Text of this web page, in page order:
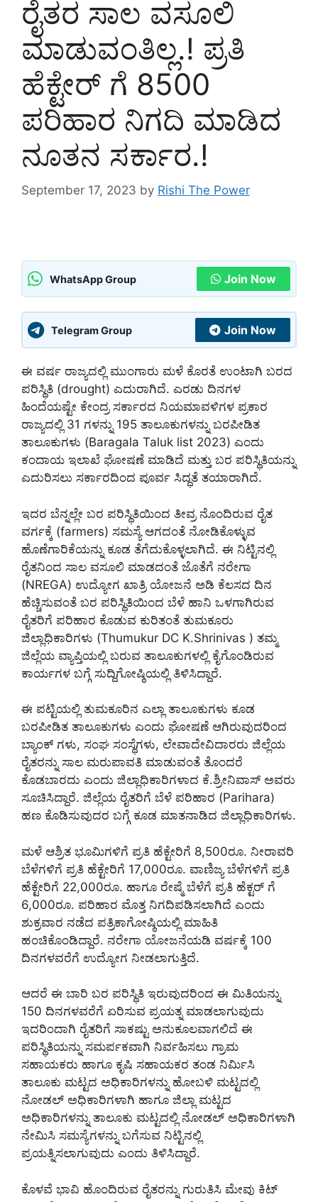
ರೈತರ ಸಾಲ ವಸೂಲಿ
ಮಾಡುವಂತಿಲ್ಲ.! ಪ್ರತಿ
ಹೆಕ್ಟೇರ್ ಗೆ 8500
ಪರಿಹಾರ ನಿಗದಿ ಮಾಡಿದ
ನೂತನ ಸರ್ಕಾರ.!
September 17, 2023 by Rishi The Power
WhatsApp Group Join Now
Telegram Group Join Now
ಈ ವರ್ಷ ರಾಜ್ಯದಲ್ಲಿ ಮುಂಗಾರು ಮಳೆ ಕೊರತೆ ಉಂಟಾಗಿ ಬರದ
ಪರಿಸ್ಥಿತಿ (drought) ಎದುರಾಗಿದೆ. ಎರಡು ದಿನಗಳ
ಹಿಂದೆಯಷ್ಟೇ ಕೇಂದ್ರ ಸರ್ಕಾರದ ನಿಯಮಾವಳಿಗಳ ಪ್ರಕಾರ
ರಾಜ್ಯದಲ್ಲಿ 31 ಗಳನ್ನು 195 ತಾಲೂಕುಗಳನ್ನು ಬರಪೀಡಿತ
ತಾಲೂಕುಗಳು (Baragala Taluk list 2023) ಎಂದು
ಕಂದಾಯ ಇಲಾಖೆ ಘೋಷಣೆ ಮಾಡಿದೆ ಮತ್ತು ಬರ ಪರಿಸ್ಥಿತಿಯನ್ನು
ಎದುರಿಸಲು ಸರ್ಕಾರದಿಂದ ಪೂರ್ವ ಸಿದ್ಧತೆ ತಯಾರಾಗಿದೆ.
ಇದರ ಬೆನ್ನಲ್ಲೇ ಬರ ಪರಿಸ್ಥಿತಿಯಿಂದ ತೀವ್ರ ನೊಂದಿರುವ ರೈತ
ವರ್ಗಕ್ಕೆ (farmers) ಸಮಸ್ಯೆ ಆಗದಂತೆ ನೋಡಿಕೊಳ್ಳುವ
ಹೊಣೆಗಾರಿಕೆಯನ್ನು ಕೂಡ ತೆಗೆದುಕೊಳ್ಳಲಾಗಿದೆ. ಈ ನಿಟ್ಟಿನಲ್ಲಿ
ರೈತನಿಂದ ಸಾಲ ವಸೂಲಿ ಮಾಡದಂತೆ ಜೊತೆಗೆ ನರೇಗಾ
(NREGA) ಉದ್ಯೋಗ ಖಾತ್ರಿ ಯೋಜನೆ ಅಡಿ ಕೆಲಸದ ದಿನ
ಹೆಚ್ಚಿಸುವಂತೆ ಬರ ಪರಿಸ್ಥಿತಿಯಿಂದ ಬೆಳೆ ಹಾನಿ ಒಳಗಾಗಿರುವ
ರೈತರಿಗೆ ಪರಿಹಾರ ಕೊಡುವ ಕುರಿತಂತೆ ತುಮಕೂರು
ಜಿಲ್ಲಾಧಿಕಾರಿಗಳು (Thumukur DC K.Shrinivas ) ತಮ್ಮ
ಜಿಲ್ಲೆಯ ವ್ಯಾಪ್ತಿಯಲ್ಲಿ ಬರುವ ತಾಲೂಕುಗಳಲ್ಲಿ ಕೈಗೊಂಡಿರುವ
ಕಾರ್ಯಗಳ ಬಗ್ಗೆ ಸುದ್ದಿಗೋಷ್ಠಿಯಲ್ಲಿ ತಿಳಿಸಿದ್ದಾರೆ.
ಈ ಪಟ್ಟಿಯಲ್ಲಿ ತುಮಕೂರಿನ ಎಲ್ಲಾ ತಾಲೂಕುಗಳು ಕೂಡ
ಬರಪೀಡಿತ ತಾಲೂಕುಗಳು ಎಂದು ಘೋಷಣೆ ಆಗಿರುವುದರಿಂದ
ಬ್ಯಾಂಕ್ ಗಳು, ಸಂಘ ಸಂಸ್ಥೆಗಳು, ಲೇವಾದೇವಿದಾರರು ಜಿಲ್ಲೆಯ
ರೈತರನ್ನು ಸಾಲ ಮರುಪಾವತಿ ಮಾಡುವಂತೆ ತೊಂದರೆ
ಕೊಡಬಾರದು ಎಂದು ಜಿಲ್ಲಾಧಿಕಾರಿಗಳಾದ ಕೆ.ಶ್ರೀನಿವಾಸ್ ಅವರು
ಸೂಚಿಸಿದ್ದಾರೆ. ಜಿಲ್ಲೆಯ ರೈತರಿಗೆ ಬೆಳೆ ಪರಿಹಾರ (Parihara)
ಹಣ ಕೊಡಿಸುವುದರ ಬಗ್ಗೆ ಕೂಡ ಮಾತನಾಡಿದ ಜಿಲ್ಲಾಧಿಕಾರಿಗಳು.
ಮಳೆ ಆಶ್ರಿತ ಭೂಮಿಗಳಿಗೆ ಪ್ರತಿ ಹೆಕ್ಟೇರಿಗೆ 8,500ರೂ. ನೀರಾವರಿ
ಬೆಳೆಗಳಿಗೆ ಪ್ರತಿ ಹೆಕ್ಟೇರಿಗೆ 17,000ರೂ. ವಾಣಿಜ್ಯ ಬೆಳೆಗಳಿಗೆ ಪ್ರತಿ
ಹೆಕ್ಟೇರಿಗೆ 22,000ರೂ. ಹಾಗೂ ರೇಷ್ಮೆ ಬೆಳೆಗೆ ಪ್ರತಿ ಹೆಕ್ಟರ್ ಗೆ
6,000ರೂ. ಪರಿಹಾರ ಮೊತ್ತ ನಿಗದಿಪಡಿಸಲಾಗಿದೆ ಎಂದು
ಶುಕ್ರವಾರ ನಡೆದ ಪತ್ರಿಕಾಗೋಷ್ಠಿಯಲ್ಲಿ ಮಾಹಿತಿ
ಹಂಚಿಕೊಂಡಿದ್ದಾರೆ. ನರೇಗಾ ಯೋಜನೆಯಡಿ ವರ್ಷಕ್ಕೆ 100
ದಿನಗಳವರೆಗೆ ಉದ್ಯೋಗ ನೀಡಲಾಗುತ್ತಿದೆ.
ಆದರೆ ಈ ಬಾರಿ ಬರ ಪರಿಸ್ಥಿತಿ ಇರುವುದರಿಂದ ಈ ಮಿತಿಯನ್ನು
150 ದಿನಗಳವರೆಗೆ ಏರಿಸುವ ಪ್ರಯತ್ನ ಮಾಡಲಾಗುವುದು
ಇದರಿಂದಾಗಿ ರೈತರಿಗೆ ಸಾಕಷ್ಟು ಅನುಕೂಲವಾಗಲಿದೆ ಈ
ಪರಿಸ್ಥಿತಿಯನ್ನು ಸಮರ್ಪಕವಾಗಿ ನಿರ್ವಹಿಸಲು ಗ್ರಾಮ
ಸಹಾಯಕರು ಹಾಗೂ ಕೃಷಿ ಸಹಾಯಕರ ತಂಡ ನಿರ್ಮಿಸಿ
ತಾಲೂಕು ಮಟ್ಟದ ಅಧಿಕಾರಿಗಳನ್ನು ಹೋಬಳಿ ಮಟ್ಟದಲ್ಲಿ
ನೋಡಲ್ ಅಧಿಕಾರಿಗಳಾಗಿ ಹಾಗೂ ಜಿಲ್ಲಾ ಮಟ್ಟದ
ಅಧಿಕಾರಿಗಳನ್ನು ತಾಲೂಕು ಮಟ್ಟದಲ್ಲಿ ನೋಡಲ್ ಅಧಿಕಾರಿಗಳಾಗಿ
ನೇಮಿಸಿ ಸಮಸ್ಯೆಗಳನ್ನು ಬಗೆಸುವ ನಿಟ್ಟಿನಲ್ಲಿ
ಪ್ರಯತ್ನಿಸಲಾಗುವುದು ಎಂದು ತಿಳಿಸಿದ್ದಾರೆ.
ಕೊಳವೆ ಭಾವಿ ಹೊಂದಿರುವ ರೈತರನ್ನು ಗುರುತಿಸಿ ಮೇವು ಕಿಟ್